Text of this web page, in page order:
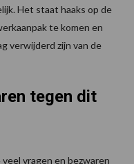
Het staat haaks op de
te komen en
verwijderd zijn van de
tegen dit
vragen en bezwaren